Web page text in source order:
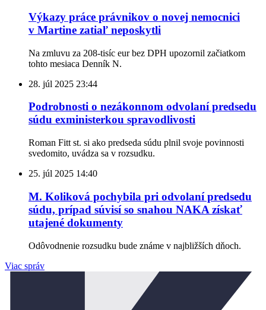
Výkazy práce právnikov o novej nemocnici
v Martine zatiaľ neposkytli
Na zmluvu za 208-tisíc eur bez DPH upozornil začiatkom
tohto mesiaca Denník N.
28. júl 2025 23:44
Podrobnosti o nezákonnom odvolaní predsedu
súdu exministerkou spravodlivosti
Roman Fitt st. si ako predseda súdu plnil svoje povinnosti
svedomito, uvádza sa v rozsudku.
25. júl 2025 14:40
M. Koliková pochybila pri odvolaní predsedu
súdu, prípad súvisí so snahou NAKA získať
utajené dokumenty
Odôvodnenie rozsudku bude známe v najbližších dňoch.
Viac správ